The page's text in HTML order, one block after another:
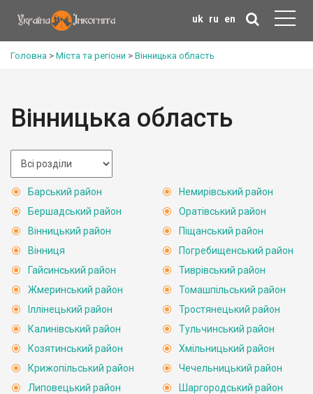
uk ru en
Головна > Міста та регіони > Вінницька область
Вінницька область
Барський район
Бершадський район
Вінницький район
Вінниця
Гайсинський район
Жмеринський район
Іллінецький район
Калинівський район
Козятинський район
Крижопільський район
Липовецький район
Немирівський район
Оратівський район
Піщанський район
Погребищенський район
Тиврівський район
Томашпільський район
Тростянецький район
Тульчинський район
Хмільницький район
Чечельницький район
Шаргородський район